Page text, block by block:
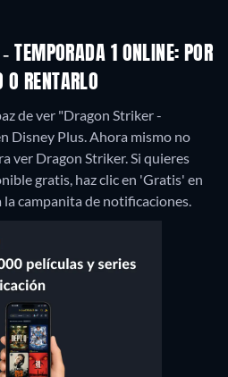
TEMPORADA 1 ONLINE: POR
RENTARLO
de ver "Dragon Striker -
Disney Plus.Ahora mismo no
ver Dragon Striker. Si quieres
gratis, haz clic en 'Gratis' en
campanita de notificaciones.